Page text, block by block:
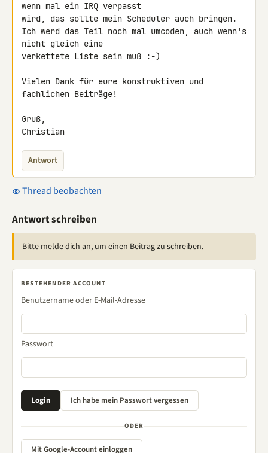
wenn mal ein IRQ verpasst
wird, das sollte mein Scheduler auch bringen.
Ich werd das Teil noch mal umcoden, auch wenn's
nicht gleich eine
verkettete Liste sein muß :-)
Vielen Dank für eure konstruktiven und
fachlichen Beiträge!
Gruß,
Christian
Antwort
Thread beobachten
Antwort schreiben
Bitte melde dich an, um einen Beitrag zu schreiben.
BESTEHENDER ACCOUNT
Benutzername oder E-Mail-Adresse
Passwort
ODER
Mit Google-Account einloggen